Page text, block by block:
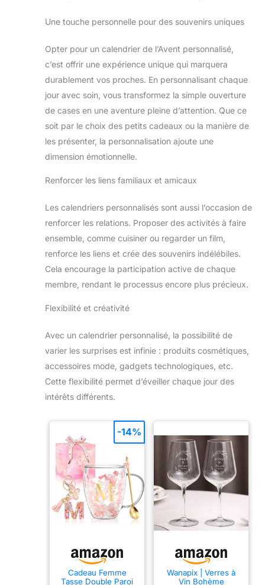
Une touche personnelle pour des souvenirs uniques
Opter pour un calendrier de l’Avent personnalisé,
c’est offrir une expérience unique qui marquera
durablement vos proches. En personnalisant chaque
jour avec soin, vous transformez la simple ouverture
de cases en une aventure pleine d’attention. Que ce
soit par le choix des petits cadeaux ou la manière de
les présenter, la personnalisation ajoute une
dimension émotionnelle.
Renforcer les liens familiaux et amicaux
Les calendriers personnalisés sont aussi l’occasion de
renforcer les relations. Proposer des activités à faire
ensemble, comme cuisiner ou regarder un film,
renforce les liens et crée des souvenirs indélébiles.
Cela encourage la participation active de chaque
membre, rendant le processus encore plus précieux.
Flexibilité et créativité
Avec un calendrier personnalisé, la possibilité de
varier les surprises est infinie : produits cosmétiques,
accessoires mode, gadgets technologiques, etc.
Cette flexibilité permet d’éveiller chaque jour des
intérêts différents.
Cadeau Femme
Tasse Double Paroi
-14%
Wanapix | Verres à
Vin Bohème